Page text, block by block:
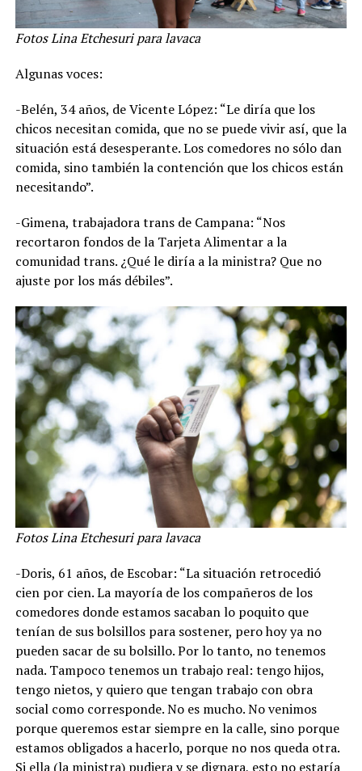
Fotos Lina Etchesuri para lavaca
Algunas voces:
-Belén, 34 años, de Vicente López: “Le diría que los
chicos necesitan comida, que no se puede vivir así, que la
situación está desesperante. Los comedores no sólo dan
comida, sino también la contención que los chicos están
necesitando”.
-Gimena, trabajadora trans de Campana: “Nos
recortaron fondos de la Tarjeta Alimentar a la
comunidad trans. ¿Qué le diría a la ministra? Que no
ajuste por los más débiles”.
Fotos Lina Etchesuri para lavaca
-Doris, 61 años, de Escobar: “La situación retrocedió
cien por cien. La mayoría de los compañeros de los
comedores donde estamos sacaban lo poquito que
tenían de sus bolsillos para sostener, pero hoy ya no
pueden sacar de su bolsillo. Por lo tanto, no tenemos
nada. Tampoco tenemos un trabajo real: tengo hijos,
tengo nietos, y quiero que tengan trabajo con obra
social como corresponde. No es mucho. No venimos
porque queremos estar siempre en la calle, sino porque
estamos obligados a hacerlo, porque no nos queda otra.
Si ella (la ministra) pudiera y se dignara, esto no estaría